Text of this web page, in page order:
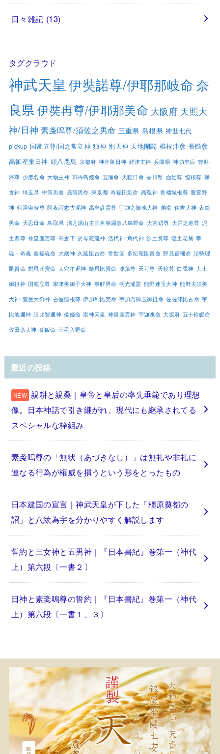
日々雑記 (13)
タグクラウド
神武天皇 伊奘諾尊/伊耶那岐命 奈
良県 伊奘冉尊/伊耶那美命 大阪府 天照大
神/日神 素戔嗚尊/須佐之男命 三重県 島根県 神世七代
pickup 国常立尊/国之常立神 独神 別天神 天地開闢 椎根津彦 長髄彦
高御産巣日神 頭八咫烏 京都府 神産巣日神 経津主神 兵庫県 神功皇后 豊斟
渟尊 少彦名命 大物主神 市杵島姫命 五瀬命 天穂日命 香川県 面足尊 惶根尊 保
食神 埼玉県 中筒男命 底筒男命 東京都 奇稲田姫命 高龗神 青橿城根尊 豊雲野
神 軻遇突智尊 阿夜訶志古泥神 高皇彦霊尊 宇迦之御魂大神 弟猾 住吉大神 表筒
男命 天忍日命 鳥取県 清之湯山主三名狭漏彦八島野命 大苫辺尊 大戸之道尊 泥
土煑尊 神皇産霊尊 高倉下 於母陀流神 活杙神 角杙神 沙土煑尊 塩土老翁 幸
魂・奇魂 倉稲魂命 大歳神 久延毘古命 常世国 多紀理毘賣命 野見宿禰命 須勢理
毘賣命 蚶貝比賣命 大穴牟遲神 蛤貝比賣命 沫蕩尊 天万尊 天鏡尊 白兎神 大土
御祖神 国底立尊 家津美御子大神 事解男命 明光浦霊 熊野速玉大神 熊野夫須美
大神 豊受大御神 吾屋惶根尊 伊加利比売命 宇加乃御玉御祖命 佐佐津比古命 宇
比地邇神 須比智邇神 倭姫命 崇神天皇 神皇産霊神 宇迦魂命 大坂府 五十鈴媛命
佐田彦大神 稲飯命 三毛入野命
最近の投稿
親耕と親桑｜皇帝と皇后の率先垂範であり理想
像。日本神話で引き継がれ、現代にも継承されてる
スペシャルな枠組み
素戔嗚尊の「無状（あづきなし）」は無礼や非礼に
連なる行為が権威を損うという形をとったもの
日本建国の宣言｜神武天皇が下した「橿原奠都の
詔」と八紘為宇を分かりやすく解説します
誓約と三女神と五男神｜『日本書紀』巻第一（神代
上）第六段〔一書２〕
日神と素戔嗚尊の誓約｜『日本書紀』巻第一（神代
上）第六段〔一書１、３〕